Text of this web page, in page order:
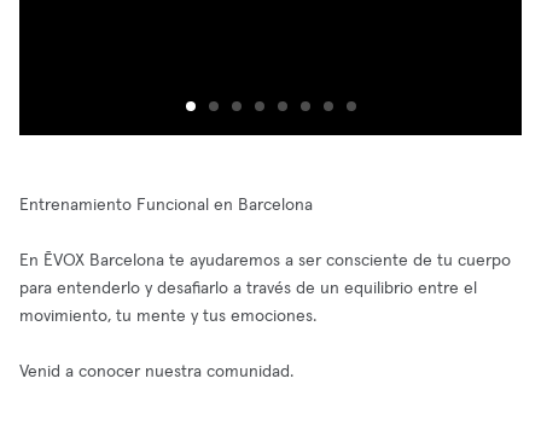
Entrenamiento Funcional en Barcelona
En ĒVOX Barcelona te ayudaremos a ser consciente de tu cuerpo
para entenderlo y desafiarlo a través de un equilibrio entre el
movimiento, tu mente y tus emociones.
Venid a conocer nuestra comunidad.